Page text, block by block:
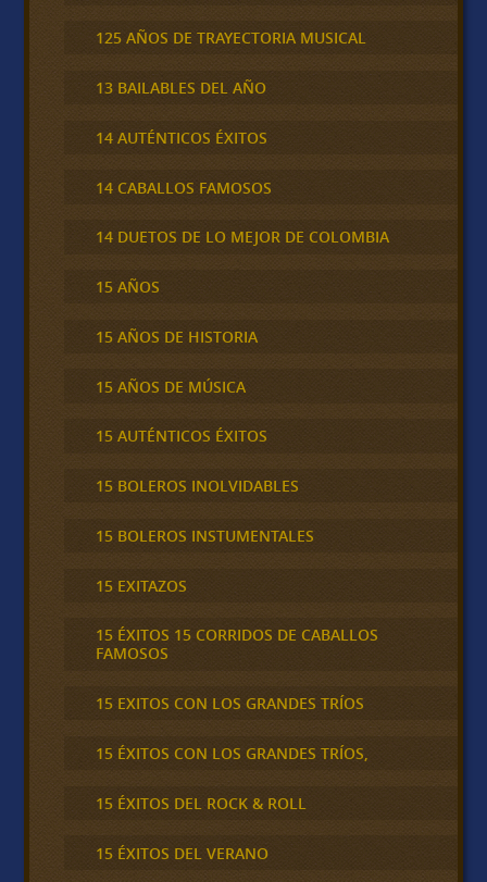
125 AÑOS DE TRAYECTORIA MUSICAL
13 BAILABLES DEL AÑO
14 AUTÉNTICOS ÉXITOS
14 CABALLOS FAMOSOS
14 DUETOS DE LO MEJOR DE COLOMBIA
15 AÑOS
15 AÑOS DE HISTORIA
15 AÑOS DE MÚSICA
15 AUTÉNTICOS ÉXITOS
15 BOLEROS INOLVIDABLES
15 BOLEROS INSTUMENTALES
15 EXITAZOS
15 ÉXITOS 15 CORRIDOS DE CABALLOS
FAMOSOS
15 EXITOS CON LOS GRANDES TRÍOS
15 ÉXITOS CON LOS GRANDES TRÍOS,
15 ÉXITOS DEL ROCK & ROLL
15 ÉXITOS DEL VERANO